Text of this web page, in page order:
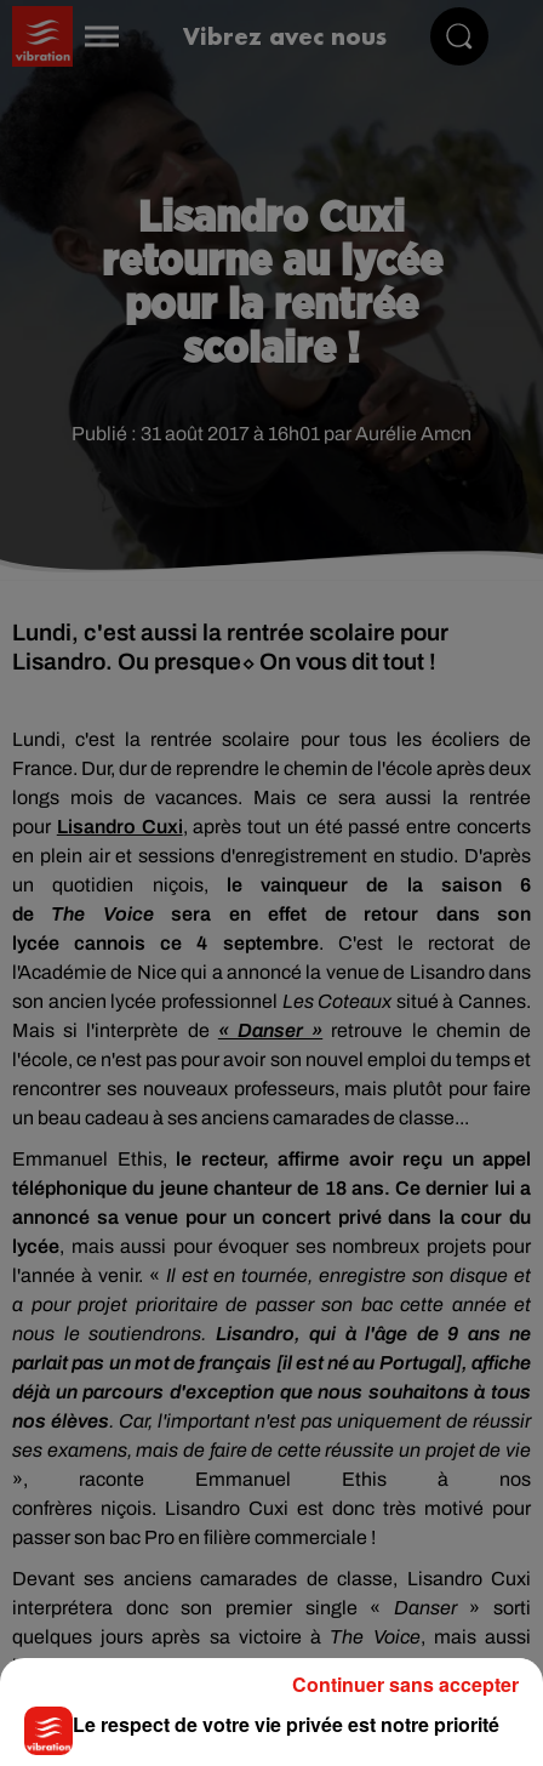
Vibrez avec nous
Lisandro Cuxi
retourne au lycée
pour la rentrée
scolaire !
Publié : 31 août 2017 à 16h01 par Aurélie Amcn
Lundi, c'est aussi la rentrée scolaire pour
Lisandro. Ou presque⬦ On vous dit tout !
Lundi, c'est la rentrée scolaire pour tous les écoliers de
France. Dur, dur de reprendre le chemin de l'école après deux
longs moisde vacances. Mais ce sera aussi la rentrée
pour Lisandro Cuxi, après tout un été passé entre concerts
en plein air et sessions d'enregistrement en studio. D'après
un quotidien niçois,
le vainqueur de la saison 6
de The Voicesera en effet de retour dans son
lycéecannois ce 4 septembre. C'est le rectorat de
l'Académie de Nice qui a annoncé la venue de Lisandrodans
son ancien lycée professionnel Les Coteaux situé à Cannes.
Mais si l'interprète de « Danser » retrouve le chemin de
l'école, ce n'est pas pour avoir son nouvel emploi du temps et
rencontrer ses nouveaux professeurs, mais plutôt pour faire
un beau cadeau à ses anciens camarades de classe...
Emmanuel Ethis, le recteur, affirme avoir reçu un appel
téléphonique du jeune chanteur de 18 ans. Ce dernier lui a
annoncé sa venue pour un concert privé dans la cour du
lycée, mais aussi pour évoquer ses nombreux projets pour
l'année à venir. « Il est en tournée, enregistre son disque et
a pour projet prioritaire de passer son bac cette année et
nous le soutiendrons. Lisandro, qui à l'âge de 9 ans ne
parlait pas un mot de français [il est né au Portugal], affiche
déjà un parcours d'exception que nous souhaitons à tous
nos élèves. Car, l'important n'est pas uniquement de réussir
ses examens, mais de faire de cette réussite un projet de vie
», raconte Emmanuel Ethis à nos
confrères niçois. Lisandro Cuxi est donc très motivé pour
passer son bac Pro en filière commerciale !
Devant ses anciens camarades de classe, LisandroCuxi
interprétera donc son premier single « Danser» sorti
quelques jours après sa victoire à The Voice, mais aussi
le
qu'il vient tout juste de dévoiler. Il en profitera
également pour certainement présenter en exclusivité
certains titres issus deson tout premier album intitulé
Bonne
Le respect de votre vie privée est notre priorité
Continuer sans accepter